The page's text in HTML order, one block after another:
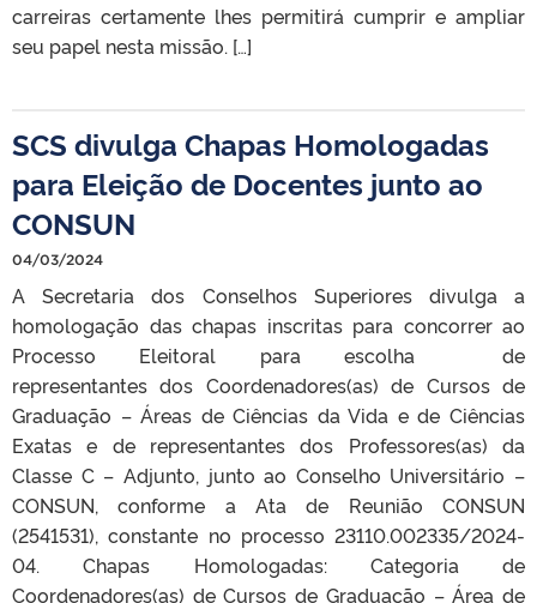
carreiras certamente lhes permitirá cumprir e ampliar
seu papel nesta missão. […]
SCS divulga Chapas Homologadas
para Eleição de Docentes junto ao
CONSUN
04/03/2024
A Secretaria dos Conselhos Superiores divulga a
homologação das chapas inscritas para concorrer ao
Processo Eleitoral para escolha de
representantes dos Coordenadores(as) de Cursos de
Graduação – Áreas de Ciências da Vida e de Ciências
Exatas e de representantes dos Professores(as) da
Classe C – Adjunto, junto ao Conselho Universitário –
CONSUN, conforme a Ata de Reunião CONSUN
(2541531), constante no processo 23110.002335/2024-
04. Chapas Homologadas: Categoria de
Coordenadores(as) de Cursos de Graduação – Área de